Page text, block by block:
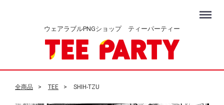
ウェアラブルPNGショップ ティーパーティー
Menu
全商品 TEE SHIH-TZU